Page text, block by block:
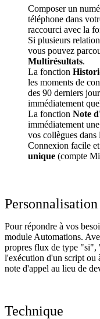
Composer un
téléphone dans
raccourci avec la
Si plusieurs
vous pouvez
Multirésultats.
La fonction
les moments de
des 90 derniers
immédiatement
La fonction Note
immédiatement
vos collègues dans
Connexion facile
unique (compte
Personnalisation
Pour répondre à vos
module Automations.
propres flux de type "si",
l'exécution d'un script ou
note d'appel au lieu de
Technique